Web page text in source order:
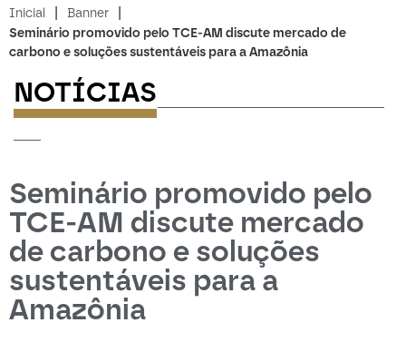
Inicial Banner
Seminário promovido pelo TCE-AM discute mercado de
carbono e soluções sustentáveis para a Amazônia
NOTÍCIAS
---
Seminário promovido pelo
TCE-AM discute mercado
de carbono e soluções
sustentáveis para a
Amazônia